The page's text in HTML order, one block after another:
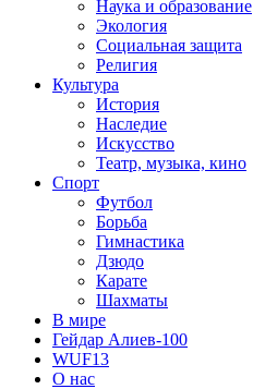
Наука и образование
Экология
Социальная защита
Религия
Культура
История
Наследие
Искусство
Театр, музыка, кино
Спорт
Футбол
Борьба
Гимнастика
Дзюдо
Карате
Шахматы
В мире
Гейдар Алиев-100
WUF13
О нас